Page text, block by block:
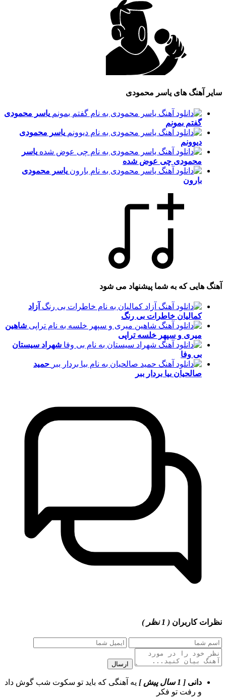
سایر آهنگ های یاسر محمودی
یاسر محمودی
گفتم بمونم
یاسر محمودی
دیوونم
یاسر
محمودی چی عوض شده
یاسر محمودی
بارون
آهنگ هایی که به شما پیشنهاد می شود
آزاد
کمالیان خاطرات بی رنگ
شاهین
میری و سپهر خلسه تراپی
شهراد سیستان
بی وفا
حمید
صالحیان بیا بردار ببر
نظرات کاربران ( 1 نظر )
ارسال
دانی [ 1 سال پیش ]
یه آهنگی که باید تو سکوت شب گوش داد
و رفت تو فکر